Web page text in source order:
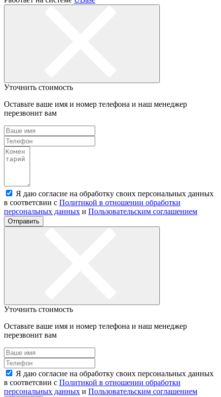
Уточнить стоимость
Оставьте ваше имя и номер телефона и наш менеджер
перезвонит вам
Я даю согласие на обработку своих персональных данных
в соответсвии с Политикой в отношении обработки
персональных данных и Пользовательским соглашением
Отправить
Уточнить стоимость
Оставьте ваше имя и номер телефона и наш менеджер
перезвонит вам
Я даю согласие на обработку своих персональных данных
в соответсвии с Политикой в отношении обработки
персональных данных и Пользовательским соглашением